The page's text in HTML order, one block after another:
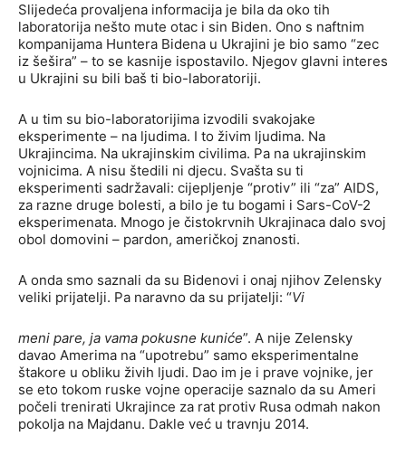
Slijedeća provaljena informacija je bila da oko tih
laboratorija nešto mute otac i sin Biden. Ono s naftnim
kompanijama Huntera Bidena u Ukrajini je bio samo “zec
iz šešira” – to se kasnije ispostavilo. Njegov glavni interes
u Ukrajini su bili baš ti bio-laboratoriji.
A u tim su bio-laboratorijima izvodili svakojake
eksperimente – na ljudima. I to živim ljudima. Na
Ukrajincima. Na ukrajinskim civilima. Pa na ukrajinskim
vojnicima. A nisu štedili ni djecu. Svašta su ti
eksperimenti sadržavali: cijepljenje “protiv” ili “za” AIDS,
za razne druge bolesti, a bilo je tu bogami i Sars-CoV-2
eksperimenata. Mnogo je čistokrvnih Ukrajinaca dalo svoj
obol domovini – pardon, američkoj znanosti.
A onda smo saznali da su Bidenovi i onaj njihov Zelensky
veliki prijatelji. Pa naravno da su prijatelji: “Vi
meni pare, ja vama pokusne kuniće”. A nije Zelensky
davao Amerima na “upotrebu” samo eksperimentalne
štakore u obliku živih ljudi. Dao im je i prave vojnike, jer
se eto tokom ruske vojne operacije saznalo da su Ameri
počeli trenirati Ukrajince za rat protiv Rusa odmah nakon
pokolja na Majdanu. Dakle već u travnju 2014.